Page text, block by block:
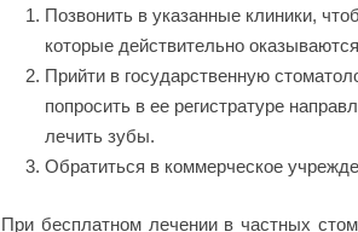
Позвонить в указанные клиники,
которые действительно
Прийти в государственную
попросить в ее регистратуре
лечить зубы.
Обратиться в коммерческое
При бесплатном лечении в частных